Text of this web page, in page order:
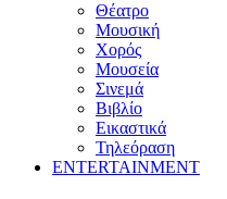
Θέατρο
Μουσική
Χορός
Μουσεία
Σινεμά
Βιβλίο
Εικαστικά
Τηλεόραση
ENTERTAINMENT